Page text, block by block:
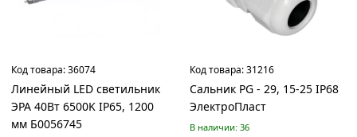
акции:
576
Петли
Код товара:36074
Линейный LED светильник
ЭРА 40Вт 6500K IP65, 1200
мм Б0056745
Код товара:31216
Сальник PG - 29, 15-25 IP68
ЭлектроПласт
В наличии: 36